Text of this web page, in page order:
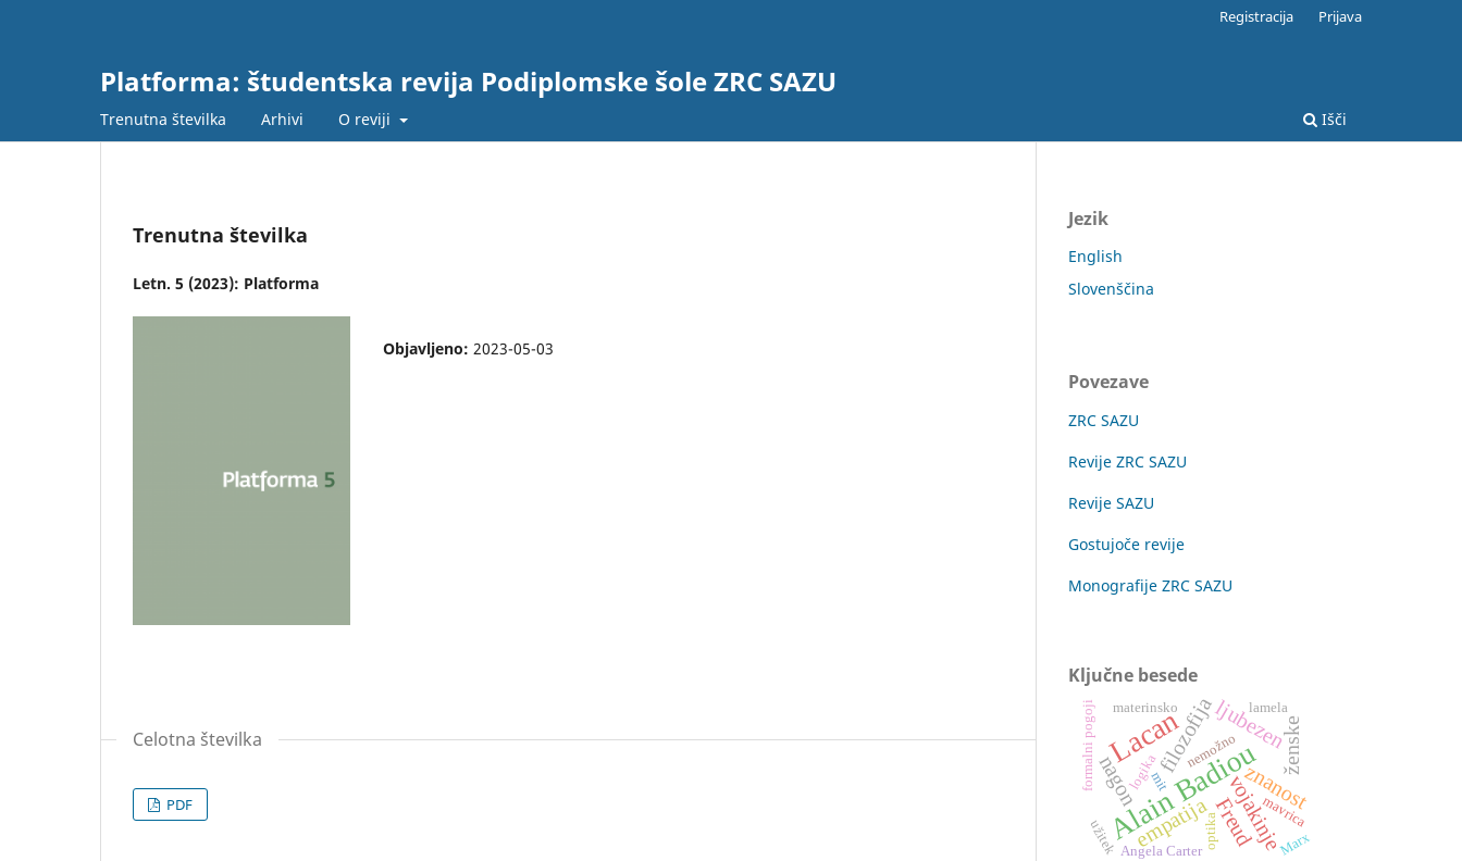
Platforma: študentska revija Podiplomske šole ZRC SAZU
Trenutna številka Arhivi O reviji Išči
Registracija Prijava
Trenutna številka
Letn. 5 (2023): Platforma
Objavljeno: 2023-05-03
Celotna številka
PDF
Jezik
English
Slovenščina
Povezave
ZRC SAZU
Revije ZRC SAZU
Revije SAZU
Gostujoče revije
Monografije ZRC SAZU
Ključne besede
Lacan
Alain Badiou
vojakinje
filozofijaljubezen
empatija
nagon
ženske
znanost
Freud
Angela Carter
formalni pogoji logika
materinsko
nemožno
optika
mavrica
Marx
užitek
lamela
mit